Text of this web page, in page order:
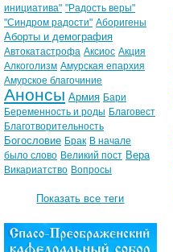
инициатива" "Радость веры"
"Синдром радости" Аборигены
Аборты и демография
Автокатастрофа Аксиос Акция
Алкоголизм Амурская епархия
Амурское благочиние
Анонсы Армия Бари
Беременность и роды Благовест
Благотворительность
Богословие Брак В начале
было слово Великий пост Вера
Викариатство Вопросы
Показать все теги